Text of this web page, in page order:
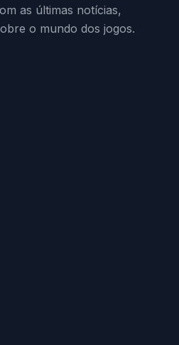
as últimas notícias,
o mundo dos jogos.